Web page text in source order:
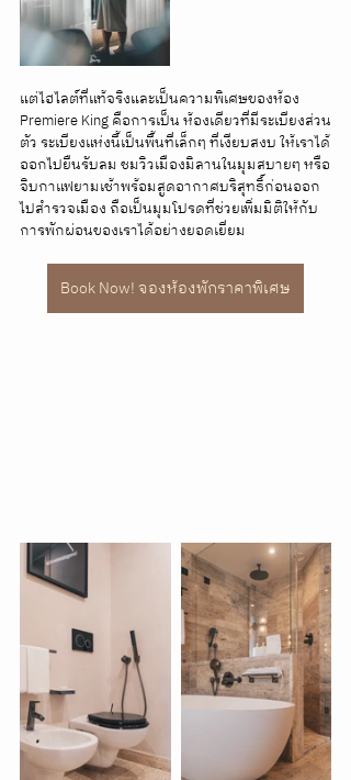
แต่ไฮไลต์ที่แท้จริงและเป็นความพิเศษของห้อง
Premiere King คือการเป็น ห้องเดียวที่มีระเบียงส่วน
ตัว ระเบียงแห่งนี้เป็นพื้นที่เล็กๆ ที่เงียบสงบ ให้เราได้
ออกไปยืนรับลม ชมวิวเมืองมิลานในมุมสบายๆ หรือ
จิบกาแฟยามเช้าพร้อมสูดอากาศบริสุทธิ์ก่อนออก
ไปสำรวจเมือง ถือเป็นมุมโปรดที่ช่วยเพิ่มมิติให้กับ
การพักผ่อนของเราได้อย่างยอดเยี่ยม
Book Now! จองห้องพักราคาพิเศษ